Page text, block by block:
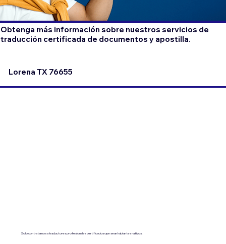
Solo contratamos a traductores profesionales certificados que sean hablantes nativos.
Obtenga más información sobre nuestros servicios de
traducción certificada de documentos y apostilla.
Lorena TX 76655